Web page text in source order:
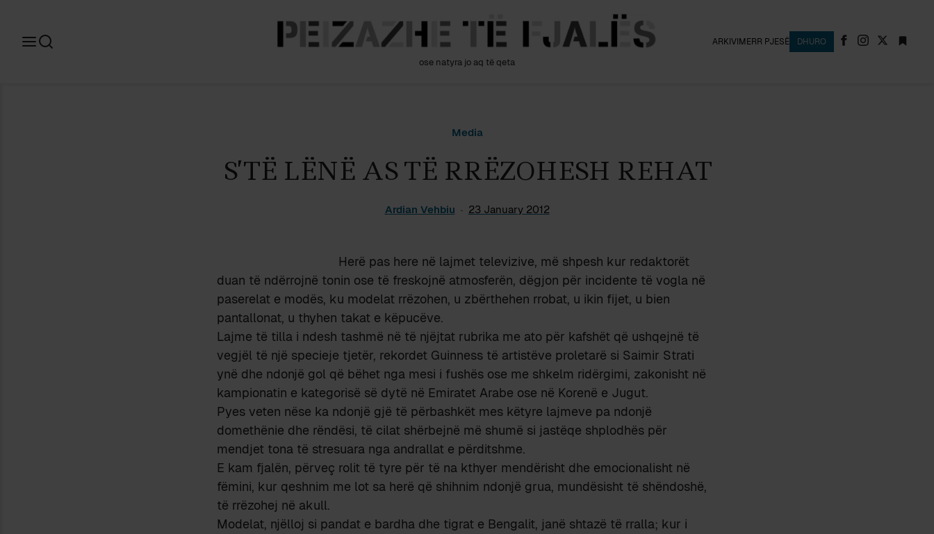
ose natyra jo aq të qeta
ARKIVIMERR PJESË DHURO
Media
S’TË LËNË AS TË RRËZOHESH REHAT
Ardian Vehbiu 23 January 2012
Herë pas here në lajmet televizive, më shpesh kur redaktorët
duan të ndërrojnë tonin ose të freskojnë atmosferën, dëgjon për incidente të vogla në
paserelat e modës, ku modelat rrëzohen, u zbërthehen rrobat, u ikin fijet, u bien
pantallonat, u thyhen takat e këpucëve.
Lajme të tilla i ndesh tashmë në të njëjtat rubrika me ato për kafshët që ushqejnë të
vegjël të një specieje tjetër, rekordet Guinness të artistëve proletarë si Saimir Strati
ynë dhe ndonjë gol që bëhet nga mesi i fushës ose me shkelm ridërgimi, zakonisht në
kampionatin e kategorisë së dytë në Emiratet Arabe ose në Korenë e Jugut.
Pyes veten nëse ka ndonjë gjë të përbashkët mes këtyre lajmeve pa ndonjë
domethënie dhe rëndësi, të cilat shërbejnë më shumë si jastëqe shplodhës për
mendjet tona të stresuara nga andrallat e përditshme.
E kam fjalën, përveç rolit të tyre për të na kthyer mendërisht dhe emocionalisht në
fëmini, kur qeshnim me lot sa herë që shihnim ndonjë grua, mundësisht të shëndoshë,
të rrëzohej në akull.
Modelat, njëlloj si pandat e bardha dhe tigrat e Bengalit, janë shtazë të rralla; kur i